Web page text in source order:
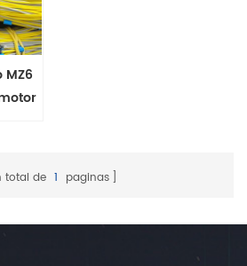
MZ6
total de 1 paginas